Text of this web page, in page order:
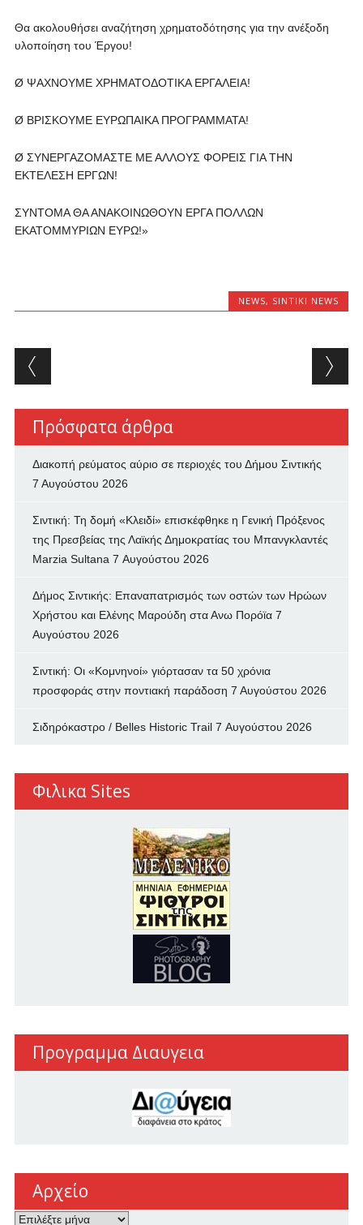
Θα ακολουθήσει αναζήτηση χρηματοδότησης για την ανέξοδη
υλοποίηση του Έργου!
Ø ΨΑΧΝΟΥΜΕ ΧΡΗΜΑΤΟΔΟΤΙΚΑ ΕΡΓΑΛΕΙΑ!
Ø ΒΡΙΣΚΟΥΜΕ ΕΥΡΩΠΑΙΚΑ ΠΡΟΓΡΑΜΜΑΤΑ!
Ø ΣΥΝΕΡΓΑΖΟΜΑΣΤΕ ΜΕ ΑΛΛΟΥΣ ΦΟΡΕΙΣ ΓΙΑ ΤΗΝ
ΕΚΤΕΛΕΣΗ ΕΡΓΩΝ!
ΣΥΝΤΟΜΑ ΘΑ ΑΝΑΚΟΙΝΩΘΟΥΝ ΕΡΓΑ ΠΟΛΛΩΝ
ΕΚΑΤΟΜΜΥΡΙΩΝ ΕΥΡΩ!»
NEWS, SINTIKI NEWS
Post navigation
Πρόσφατα άρθρα
Διακοπή ρεύματος αύριο σε περιοχές του Δήμου Σιντικής
7 Αυγούστου 2026
Σιντική: Τη δομή «Κλειδί» επισκέφθηκε η Γενική Πρόξενος
της Πρεσβείας της Λαϊκής Δημοκρατίας του Μπανγκλαντές
Marzia Sultana 7 Αυγούστου 2026
Δήμος Σιντικής: Επαναπατρισμός των oστών των Ηρώων
Χρήστου και Ελένης Μαρούδη στα Ανω Πορόϊα 7
Αυγούστου 2026
Σιντική: Οι «Κομνηνοί» γιόρτασαν τα 50 χρόνια
προσφοράς στην ποντιακή παράδοση 7 Αυγούστου 2026
Σιδηρόκαστρο / Belles Historic Trail 7 Αυγούστου 2026
Φιλικα Sites
Προγραμμα Διαυγεια
Αρχείο
Αρχείο